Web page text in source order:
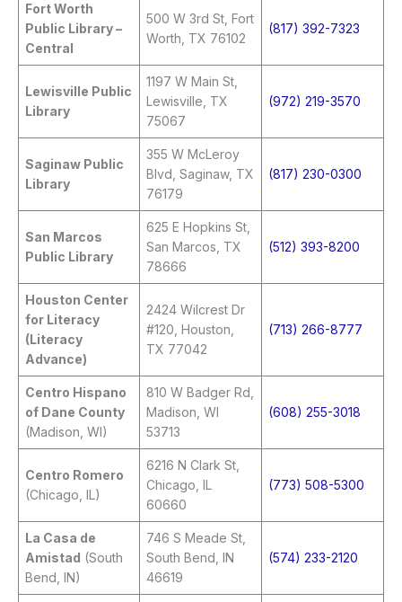
Fort Worth
Public Library –
Central
500 W 3rd St, Fort
Worth, TX 76102
(817) 392-7323
Lewisville Public
Library
1197 W Main St,
Lewisville, TX
75067
(972) 219-3570
Saginaw Public
Library
355 W McLeroy
Blvd, Saginaw, TX
76179
(817) 230-0300
San Marcos
Public Library
625 E Hopkins St,
San Marcos, TX
78666
(512) 393-8200
Houston Center
for Literacy
(Literacy
Advance)
2424 Wilcrest Dr
#120, Houston,
TX 77042
(713) 266-8777
Centro Hispano
of Dane County
(Madison, WI)
810 W Badger Rd,
Madison, WI
53713
(608) 255-3018
Centro Romero
(Chicago, IL)
6216 N Clark St,
Chicago, IL
60660
(773) 508-5300
La Casa de
Amistad (South
Bend, IN)
746 S Meade St,
South Bend, IN
46619
(574) 233-2120